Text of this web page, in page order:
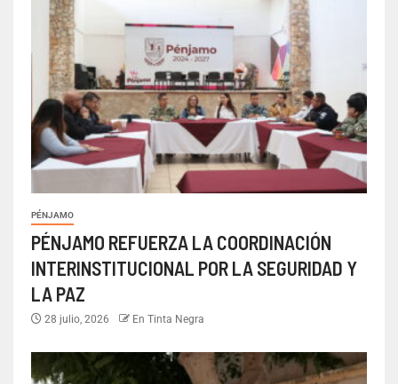
PÉNJAMO
PÉNJAMO REFUERZA LA COORDINACIÓN
INTERINSTITUCIONAL POR LA SEGURIDAD Y
LA PAZ
28 julio, 2026 En Tinta Negra